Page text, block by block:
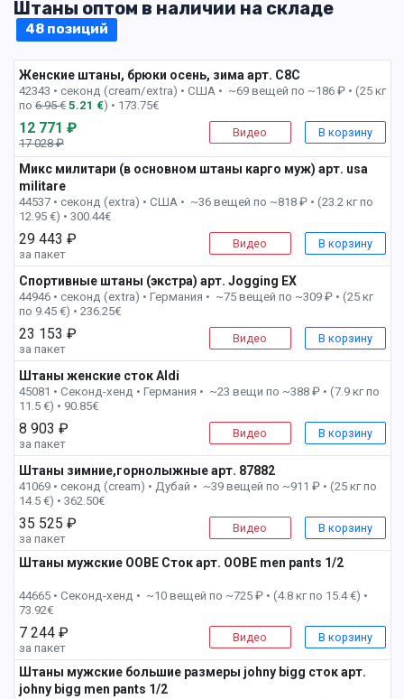
Штаны оптом в наличии на складе
48 позиций
Женские штаны, брюки осень, зима арт. C8C
42343 • секонд (cream/extra) • США • ~69 вещей по ~186 ₽ • (25 кг
по 6.95 € 5.21 €) • 173.75€
12 771 ₽
17 028 ₽
Видео В корзину
Микс милитари (в основном штаны карго муж) арт. usa
militare
44537 • секонд (extra) • США • ~36 вещей по ~818 ₽ • (23.2 кг по
12.95 €) • 300.44€
29 443 ₽
за пакет
Видео В корзину
Спортивные штаны (экстра) арт. Jogging EX
44946 • секонд (extra) • Германия • ~75 вещей по ~309 ₽ • (25 кг
по 9.45 €) • 236.25€
23 153 ₽
за пакет
Видео В корзину
Штаны женские сток Aldi
45081 • Секонд-хенд • Германия • ~23 вещи по ~388 ₽ • (7.9 кг по
11.5 €) • 90.85€
8 903 ₽
за пакет
Видео В корзину
Штаны зимние,горнолыжные арт. 87882
41069 • секонд (cream) • Дубай • ~39 вещей по ~911 ₽ • (25 кг по
14.5 €) • 362.50€
35 525 ₽
за пакет
Видео В корзину
Штаны мужские OOBE Сток арт. OOBE men pants 1/2
44665 • Секонд-хенд • ~10 вещей по ~725 ₽ • (4.8 кг по 15.4 €) •
73.92€
7 244 ₽
за пакет
Видео В корзину
Штаны мужские большие размеры johny bigg сток арт.
johny bigg men pants 1/2